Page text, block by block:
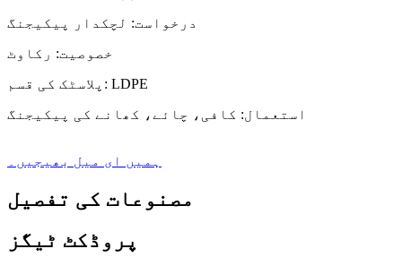
درخواست: لچکدار پیکیجنگ
خصوصیت: رکاوٹ
پلاسٹک کی قسم: LDPE
استعمال: کافی، چائے، کھانے کی پیکیجنگ
ہمیں ای میل بھیجیں۔
مصنوعات کی تفصیل
پروڈکٹ ٹیگز